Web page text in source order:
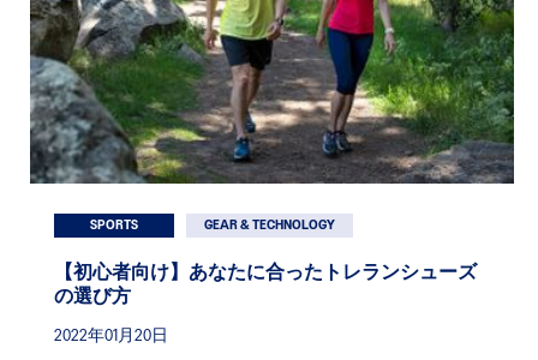
SPORTS GEAR & TECHNOLOGY
【初心者向け】あなたに合ったトレランシューズ
の選び方
2022年01月20日